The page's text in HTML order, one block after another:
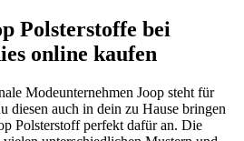
Polsterstoffe bei
online kaufen
Modeunternehmen Joop steht für
diesen auch in dein zu Hause bringen
Polsterstoff perfekt dafür an. Die